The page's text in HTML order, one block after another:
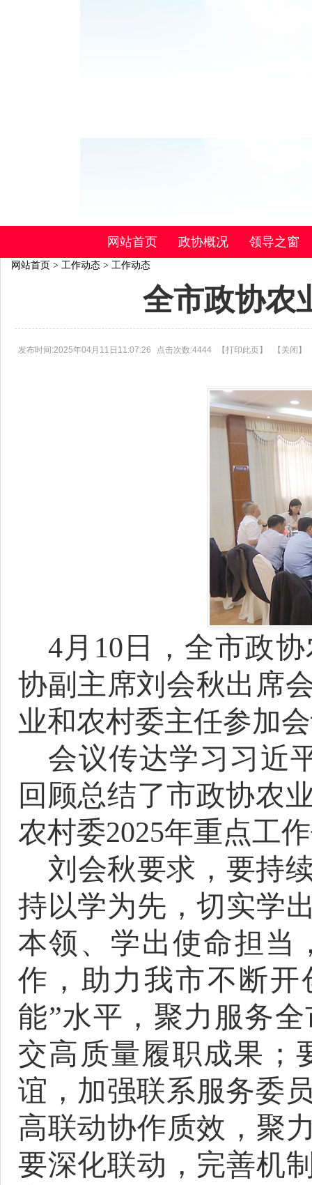
网站首页 政协概况 领导之窗
网站首页 > 工作动态 > 工作动态
全市政协农
发布时间:2025年04月11日11:07:26 点击次数:4444 【打印此页】 【 关闭 】
4月10日，全市政
协副主席刘会秋出席
业和农村委主任参加
会议传达学习习近
回顾总结了市政协农
农村委2025年重点工
刘会秋要求，要持
持以学为先，切实学
本领、学出使命担当
作，助力我市不断开
能”水平，聚力服务
交高质量履职成果；
谊，加强联系服务委
高联动协作质效，聚
要深化联动，完善机